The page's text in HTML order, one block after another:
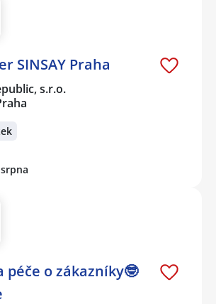
SINSAY Praha
s.r.o.
péče o zákazníky🤓